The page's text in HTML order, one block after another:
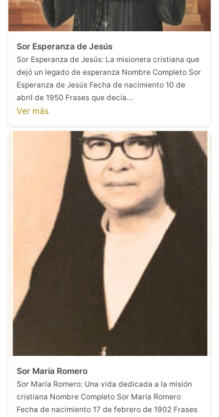
Sor Esperanza de Jesús
Sor Esperanza de Jesús: La misionera cristiana que
dejó un legado de esperanza Nombre Completo Sor
Esperanza de Jesús Fecha de nacimiento 10 de
abril de 1950 Frases que decía…
Ver más
Sor María Romero
Sor María Romero: Una vida dedicada a la misión
cristiana Nombre Completo Sor María Romero
Fecha de nacimiento 17 de febrero de 1902 Frases